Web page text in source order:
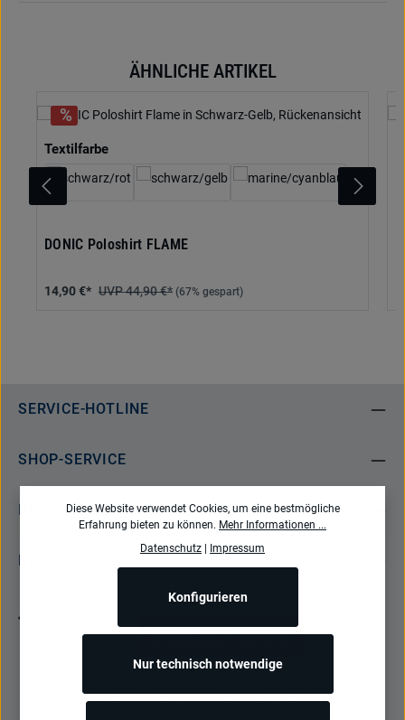
Produktgalerie überspringenÄHNLICHE ARTIKEL
Textilfarbeauswählen
DONIC Poloshirt FLAME
14,90 €* 44,90 €* (67% gespart)
SERVICE-HOTLINE
SHOP-SERVICE
INFORMATIONEN
Bestellung widerrufen
Alle Preise inkl. gesetzl. Mehrwertsteuer zzgl. Versandkosten
Nachnahmegebühren, wenn nicht anders angegeben.
Diese Website verwendet Cookies, um eine bestmögliche
Erfahrung bieten zu können. Mehr Informationen ...
Datenschutz | Impressum
Nur technisch notwendige
Konfigurieren